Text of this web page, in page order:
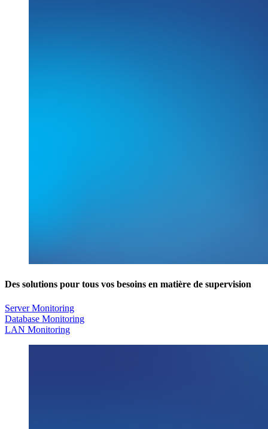
Des solutions pour tous vos besoins en matière de supervision
Server Monitoring
Database Monitoring
LAN Monitoring